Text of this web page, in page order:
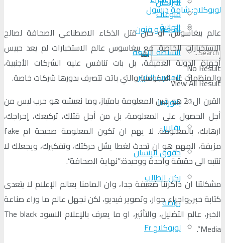
منوعات
ثقافة و فنون
No Result
View All Result
الجالية
السلطة الرابعة
المغرب الكبير
بانوراما
تقارير
حقوق الإنسان
ركن الطالب
رياضة
لوبوكلاج Fr
لوبوكلاج: شامة درشول
عالم بيغاسوس، أو حين قتل الذكاء الاصطناعي الصحافة لصالح
الاستخبارات الخاصة. مع بيغاسوس عالم الاستخبارات لم يعد حبيس
أجهزة الدولة العميقة، بل بات تنافس عليه الشركات الأجنبية،
والمنظمات غير الحكومية والتي باتت تتصرف بدورها شركات خاصة.
القرن ال21 هو قرن المعلومة بامتياز، وما نعيشه هو حرب ليس من
أجل الحصول على المعلومة، بل من أجل قتلك، تركيعك، إحراجك،
ارهابك، بالمعلومة. لا يهم ان تكون المعلومة صحيحة ام fake
مزيفة، المهم هو ان تحدث لغطا يشل حركتك، وتفكيرك، ويجعلك لا
تنتبه الى حقيقة واحدة ووحيدة:”نهاية الصحافة”.
مشكلتنا ان ذاكرتنا ضعيفة جدا، وان المامنا بعالم الإعلام لا يتعدى
كتابة خبر، واجراء حوار، وتصوير فيديو، لكن نجهل عالم ما وراء صناعة
الخبر، عالم التضليل، والتأثير، او ما يعرف بالإعلام الاسود The black
Media”.